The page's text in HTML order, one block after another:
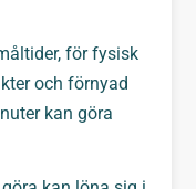
för fysisk
och förnyad
kan göra